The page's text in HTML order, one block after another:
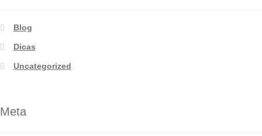
Blog
Dicas
Uncategorized
Meta